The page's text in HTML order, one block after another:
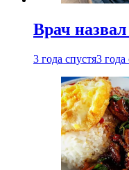
Врач
3 года спустя3 года